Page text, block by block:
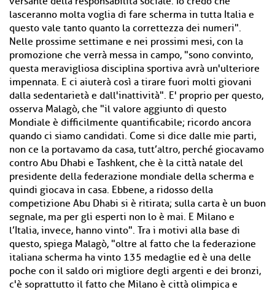
lasceranno molta voglia di fare scherma in tutta Italia e
questo vale tanto quanto la correttezza dei numeri".
Nelle prossime settimane e nei prossimi mesi, con la
promozione che verrà messa in campo, "sono convinto,
questa meravigliosa disciplina sportiva avrà un'ulteriore
impennata. E ci aiuterà così a tirare fuori molti giovani
dalla sedentarietà e dall'inattività". E' proprio per questo,
osserva Malagò, che "il valore aggiunto di questo
Mondiale è difficilmente quantificabile; ricordo ancora
quando ci siamo candidati. Come si dice dalle mie parti,
non ce la portavamo da casa, tutt’altro, perché giocavamo
contro Abu Dhabi e Tashkent, che è la città natale del
presidente della federazione mondiale della scherma e
quindi giocava in casa. Ebbene, a ridosso della
competizione Abu Dhabi si è ritirata; sulla carta è un buon
segnale, ma per gli esperti non lo è mai. E Milano e
l’Italia, invece, hanno vinto". Tra i motivi alla base di
questo, spiega Malagò, "oltre al fatto che la federazione
italiana scherma ha vinto 135 medaglie ed è una delle
poche con il saldo ori migliore degli argenti e dei bronzi,
c'è soprattutto il fatto che Milano è città olimpica e